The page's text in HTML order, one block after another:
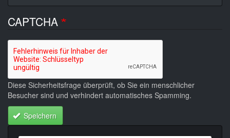
CAPTCHA
Diese Sicherheitsfrage überprüft, ob Sie ein menschlicher
Besucher sind und verhindert automatisches Spamming.
Speichern